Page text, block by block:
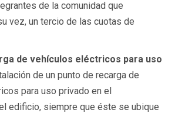
de la comunidad que
vez, un tercio de las cuotas de
de vehículos eléctricos para uso
de un punto de recarga de
para uso privado en el
edificio, siempre que éste se ubique